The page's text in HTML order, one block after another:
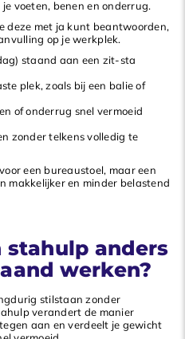
voeten, benen en onderrug.
deze met ja kunt beantwoorden,
op je werkplek.
staand aan een zit-sta
plek, zoals bij een balie of
of onderrug snel vermoeid
zonder telkens volledig te
een bureaustoel, maar een
makkelijker en minder belastend
stahulp anders
werken?
stilstaan zonder
verandert de manier
aan en verdeelt je gewicht